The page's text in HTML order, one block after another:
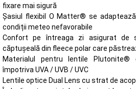
fixare mai sigură
Șasiul flexibil O Matter® se
condiții meteo nefavorabile
Confort pe întreaga zi asigurat de
căptușeală din fleece polar care
Materialul pentru lentile
împotriva UVA / UVB / UVC
Lentile optice Dual Lens cu strat de